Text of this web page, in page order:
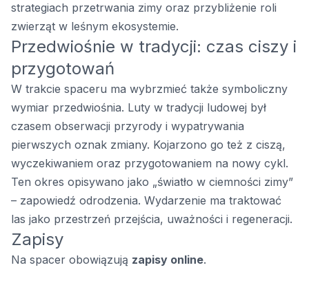
strategiach przetrwania zimy oraz przybliżenie roli
zwierząt w leśnym ekosystemie.
Przedwiośnie w tradycji: czas ciszy i
przygotowań
W trakcie spaceru ma wybrzmieć także symboliczny
wymiar przedwiośnia. Luty w tradycji ludowej był
czasem obserwacji przyrody i wypatrywania
pierwszych oznak zmiany. Kojarzono go też z ciszą,
wyczekiwaniem oraz przygotowaniem na nowy cykl.
Ten okres opisywano jako „światło w ciemności zimy”
– zapowiedź odrodzenia. Wydarzenie ma traktować
las jako przestrzeń przejścia, uważności i regeneracji.
Zapisy
Na spacer obowiązują zapisy online.